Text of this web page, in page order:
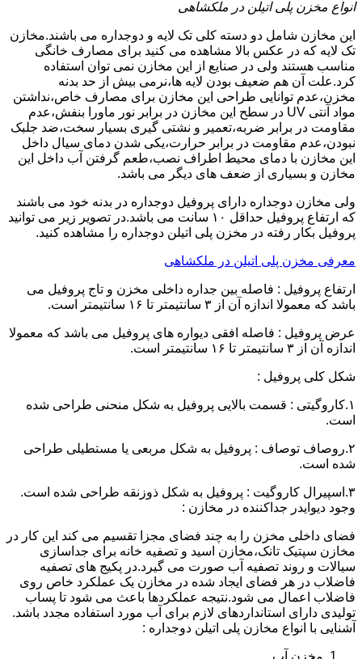
انواع مخزن پلی اتیلن در ملکشاهی
این مخازن شامل دو دسته کلی تک لایه و دوجداره می باشند.مخازن
تک لایه که در عکس بالا مشاهده می کنید برای مصارف خانگی
مناسب هستند ولی در صنایع از این مخازن نمی توان استفاده
کرد.علت آن هم ضعیف بودن لایه ها،نرمی بیش از حد بدنه
مخزن،عدم توانایی طراحی این مخازن برای مصارف خاص،نداشتن
مواد آنتی UV در سطح این مخازن در برابر نور ماورا بنفش،عدم
مقاومت در برابر ضربه،تعمیر و نشتی گیری بسیار سخت،ضد جلبک
نبودن،عدم مقاومت در برابر حرارت،یکی شدن دمای سیال داخل
این مخازن با دمای محیط اطراف نصب،طعم گرفتن آب داخل این
مخازن و بسیاری از ضعف های دیگر می باشد.
ولی مخازن دوجداره دارای پروفیل دوجداره در بدنه خود می باشند
که ارتفاع پروفیل حداقل ۱۰ سانت می باشد.در تصویر زیر می توانید
پروفیل بکار رفته در مخزن پلی اتیلن دوجداره را مشاهده کنید.
معرفی مخزن پلی اتیلن در ملکشاهی
ارتفاع پروفیل : فاصله بین جداره داخلی مخزن و تاج پروفیل می
باشد که معمولا اندازه آن از ۳ سانتیمتر تا ۱۶ سانتیمتر است.
عرض پروفیل : فاصله افقی دیواره های پروفیل می باشد که معمولا
اندازه آن از ۳ سانتیمتر تا ۱۶ سانتیمتر است.
شکل کلی پروفیل :
۱.کاروگیتی : قسمت بالایی پروفیل به شکل منحنی طراحی شده
است.
۲.روصاف توصاف : پروفیل به شکل مربعی یا مستطیلی طراحی
شده است.
۳.اسپیرال کاروگیت : پروفیل به شکل ذوزنقه طراحی شده است.
وجود دیوایدر جداکننده در مخازن :
فضای داخلی مخزن را به چند فضای مجزا تقسیم می کند این کار در
مخازن سپتیک تانک،مخازن اسید و تصفیه خانه برای جداسازی
سیالات و روند تصفیه آب صورت می گیرد.در پکیج های تصفیه
فاضلاب در هر فضای ایجاد شده در مخازن یک عملکرد خاص روی
فاضلاب اعمال می شود.نتیجه عملکردها باعث می شود تا پساب
تولیدی دارای استانداردهای لازم برای آب مورد استفاده مجدد باشد.
آشنایی با انواع مخازن پلی اتیلن دوجداره :
مخزن آب